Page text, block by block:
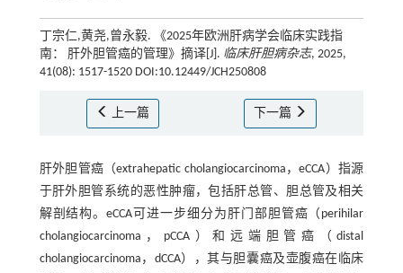
丁宗仁,黄尧,曾永毅. 《2025年欧洲肝病学会临床实践指
南： 肝外胆管癌的管理》摘译[J]. 临床肝胆病杂志, 2025,
41(08): 1517-1520 DOI:10.12449/JCH250808
上一篇 下一篇
肝外胆管癌（extrahepatic cholangiocarcinoma，eCCA）指源
于肝外胆管系统的恶性肿瘤，包括肝总管、胆总管及相关
解剖结构。eCCA可进一步细分为肝门部胆管癌（perihilar
cholangiocarcinoma，pCCA）和远端胆管癌（distal
cholangiocarcinoma，dCCA），其与胆囊癌及壶腹癌在临床